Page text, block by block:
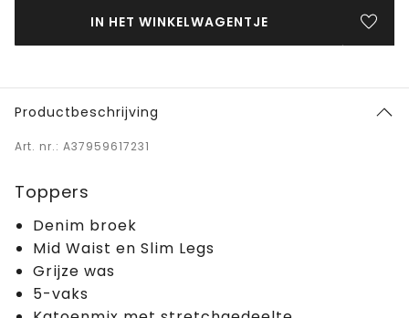
IN HET WINKELWAGENTJE
Productbeschrijving
Art. nr.: A37959617231
Toppers
Denim broek
Mid Waist en Slim Legs
Grijze was
5-vaks